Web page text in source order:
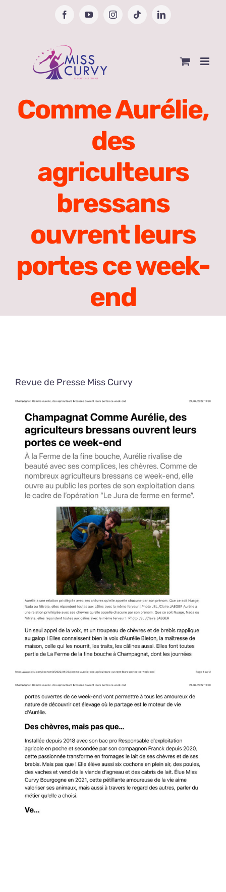
FacebookYouTubeInstagramTiktok LinkedIn
Comme Aurélie,
des
agriculteurs
bressans
ouvrent leurs
portes ce week-
end
Revue de Presse Miss Curvy